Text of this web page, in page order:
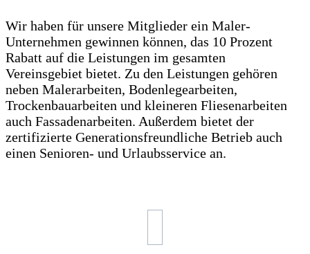
Wir haben für unsere Mitglieder ein Maler-
Unternehmen gewinnen können, das 10 Prozent
Rabatt auf die Leistungen im gesamten
Vereinsgebiet bietet. Zu den Leistungen gehören
neben Malerarbeiten, Bodenlegearbeiten,
Trockenbauarbeiten und kleineren Fliesenarbeiten
auch Fassadenarbeiten. Außerdem bietet der
zertifizierte Generationsfreundliche Betrieb auch
einen Senioren- und Urlaubsservice an.